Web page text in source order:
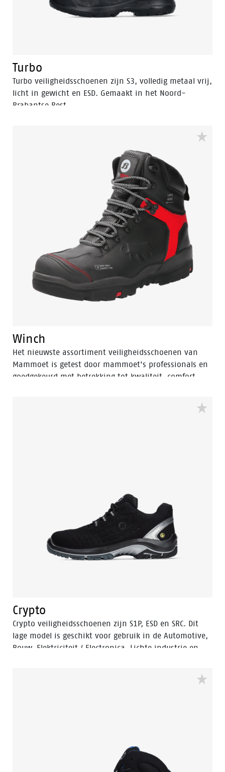
Turbo
Turbo veiligheidsschoenen zijn S3, volledig metaal vrij,
licht in gewicht en ESD. Gemaakt in het Noord-
Brabantse Best.
Winch
Het nieuwste assortiment veiligheidsschoenen van
Mammoet is getest door mammoet's professionals en
goedgekeurd met betrekking tot kwaliteit, comfort,
schoenencollectie is ontworpen om te voldoen aan de
hoogste verwachtingen van professionals die werken
gemeenschappelijk doel hebben: professionals de
beste veiligheid bieden die er is. Beide bedrijven
hebben een lange geschiedenis als wereldleider in hun
vakgebied, beide hoofdkantoren bevinden zich in
Nederland en beide profiteren maximaal van de
wereldwijde voetafdruk. Des te meer reden om de
Crypto
Crypto veiligheidsschoenen zijn S1P, ESD en SRC. Dit
lage model is geschikt voor gebruik in de Automotive,
Bouw, Elektriciteit / Electronica, Lichte industrie en